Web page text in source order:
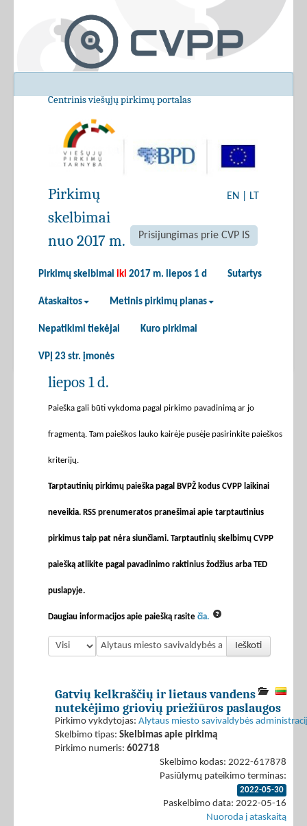
Centrinis viešųjų pirkimų portalas
EN LT
Prisijungimas prie CVP IS
Pirkimų skelbimai iki 2017 m. liepos 1 d Sutartys
Ataskaitos Metinis pirkimų planas
Nepatikimi tiekėjai Kuro pirkimai
VPĮ 23 str. įmonės
Pirkimų
skelbimai
nuo 2017 m.
liepos 1 d.
Paieška gali būti vykdoma pagal pirkimo pavadinimą ar jo
fragmentą. Tam paieškos lauko kairėje pusėje pasirinkite paieškos
kriterijų.
Tarptautinių pirkimų paieška pagal BVPŽ kodus CVPP laikinai
neveikia. RSS prenumeratos pranešimai apie tarptautinius
pirkimus taip pat nėra siunčiami. Tarptautinių skelbimų CVPP
paiešką atlikite pagal pavadinimo raktinius žodžius arba TED
puslapyje.
Daugiau informacijos apie paiešką rasite čia.
Ieškoti
Gatvių kelkraščių ir lietaus vandens
nutekėjimo griovių priežiūros paslaugos
Pirkimo vykdytojas: Alytaus miesto savivaldybės
Skelbimo tipas: Skelbimas apie pirkimą
Pirkimo numeris: 602718
Skelbimo kodas: 2022-617878
Pasiūlymų pateikimo terminas:
2022-05-30
Paskelbimo data: 2022-05-16
Nuoroda į ataskaitą